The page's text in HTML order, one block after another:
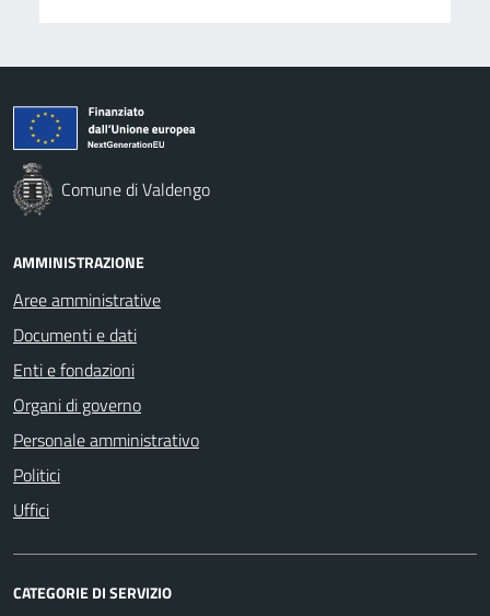
Comune di Valdengo
AMMINISTRAZIONE
Aree amministrative
Documenti e dati
Enti e fondazioni
Organi di governo
Personale amministrativo
Politici
Uffici
CATEGORIE DI SERVIZIO